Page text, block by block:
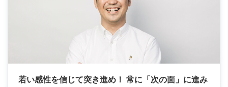
若い感性を信じて突き進め！ 常に「次の面」に進み